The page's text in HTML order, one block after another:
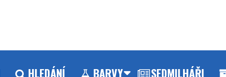
HLEDÁNÍ BARVY SEDMILHÁŘI